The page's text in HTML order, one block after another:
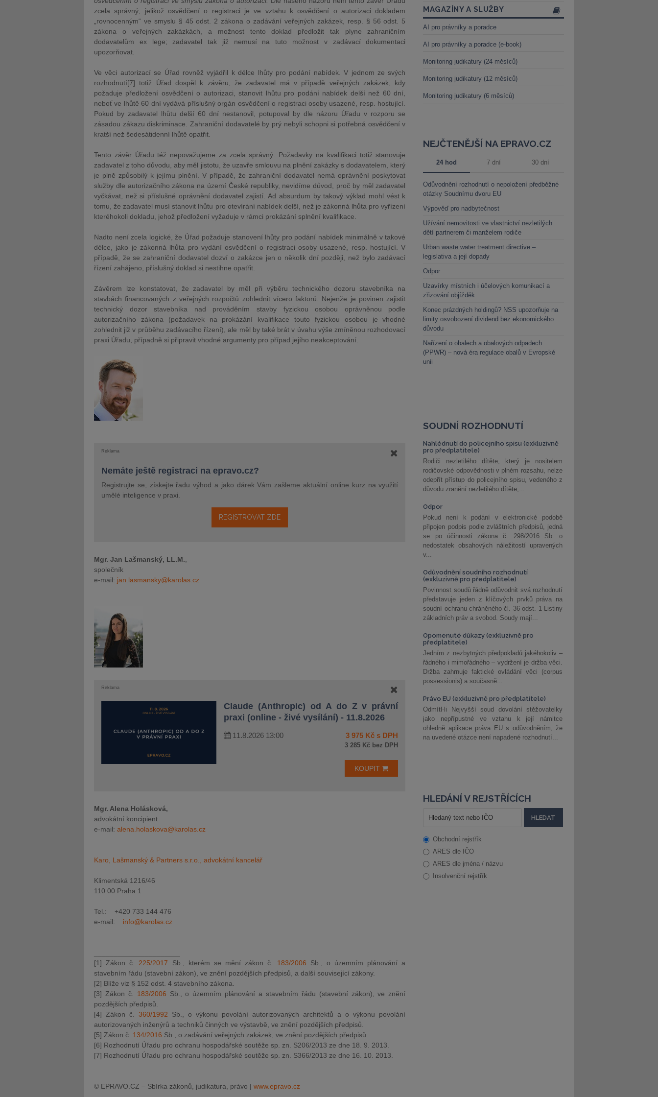
zcela správný, jelikož osvědčení o registraci je ve vztahu k osvědčení o autorizaci dokladem
„rovnocenným“ ve smyslu § 45 odst. 2 zákona o zadávání veřejných zakázek, resp. § 56 odst. 5
zákona o veřejných zakázkách, a možnost tento doklad předložit tak plyne zahraničním
dodavatelům ex lege; zadavatel tak již nemusí na tuto možnost v zadávací dokumentaci
upozorňovat.
Ve věci autorizací se Úřad rovněž vyjádřil k délce lhůty pro podání nabídek. V jednom ze svých
rozhodnutí[7] totiž Úřad dospěl k závěru, že zadavatel má v případě veřejných zakázek, kdy
požaduje předložení osvědčení o autorizaci, stanovit lhůtu pro podání nabídek delší než 60 dní,
neboť ve lhůtě 60 dní vydává příslušný orgán osvědčení o registraci osoby usazené, resp. hostující.
Pokud by zadavatel lhůtu delší 60 dní nestanovil, potupoval by dle názoru Úřadu v rozporu se
zásadou zákazu diskriminace. Zahraniční dodavatelé by prý nebyli schopni si potřebná osvědčení v
kratší než šedesátidenní lhůtě opatřit.
Tento závěr Úřadu též nepovažujeme za zcela správný. Požadavky na kvalifikaci totiž stanovuje
zadavatel z toho důvodu, aby měl jistotu, že uzavře smlouvu na plnění zakázky s dodavatelem, který
je plně způsobilý k jejímu plnění. V případě, že zahraniční dodavatel nemá oprávnění poskytovat
služby dle autorizačního zákona na území České republiky, nevidíme důvod, proč by měl zadavatel
vyčkávat, než si příslušné oprávnění dodavatel zajistí. Ad absurdum by takový výklad mohl vést k
tomu, že zadavatel musí stanovit lhůtu pro otevírání nabídek delší, než je zákonná lhůta pro vyřízení
kteréhokoli dokladu, jehož předložení vyžaduje v rámci prokázání splnění kvalifikace.
Nadto není zcela logické, že Úřad požaduje stanovení lhůty pro podání nabídek minimálně v takové
délce, jako je zákonná lhůta pro vydání osvědčení o registraci osoby usazené, resp. hostující. V
případě, že se zahraniční dodavatel dozví o zakázce jen o několik dní později, než bylo zadávací
řízení zahájeno, příslušný doklad si nestihne opatřit.
Závěrem lze konstatovat, že zadavatel by měl při výběru technického dozoru stavebníka na
stavbách financovaných z veřejných rozpočtů zohlednit vícero faktorů. Nejenže je povinen zajistit
technický dozor stavebníka nad prováděním stavby fyzickou osobou oprávněnou podle
autorizačního zákona (požadavek na prokázání kvalifikace touto fyzickou osobou je vhodné
zohlednit již v průběhu zadávacího řízení), ale měl by také brát v úvahu výše zmíněnou rozhodovací
praxi Úřadu, případně si připravit vhodné argumenty pro případ jejího neakceptování.
Reklama
Nemáte ještě registraci na epravo.cz?
Registrujte se, získejte řadu výhod a jako dárek Vám zašleme aktuální online kurz na využití
umělé inteligence v praxi.
REGISTROVAT ZDE
Mgr. Jan Lašmanský, LL.M.
společník
e-mail: jan.lasmansky@karolas.cz
Reklama
Claude (Anthropic) od A do Z v právní
praxi (online - živé vysílání) - 11.8.2026
11.8.2026 13:00 3 975 Kč s DPH
3 285 Kč bez DPH
KOUPIT
Mgr. Alena Holásková,
advokátní koncipient
e-mail: alena.holaskova@karolas.cz
Karo, Lašmanský & Partners s.r.o., advokátní kancelář
Klimentská 1216/46
110 00 Praha 1
Tel.: +420 733 144 476
e-mail: info@karolas.cz
[1] Zákon č. 225/2017 Sb., kterém se mění zákon č. 183/2006 Sb., o územním plánování a
stavebním řádu (stavební zákon), ve znění pozdějších předpisů, a další související zákony.
[2] Blíže viz § 152 odst. 4 stavebního zákona.
[3] Zákon č. 183/2006 Sb., o územním plánování a stavebním řádu (stavební zákon), ve znění
pozdějších předpisů.
[4] Zákon č.360/1992 Sb., o výkonu povolání autorizovaných architektů a o výkonu povolání
autorizovaných inženýrů a techniků činných ve výstavbě, ve znění pozdějších předpisů.
[5] Zákon č. 134/2016 Sb., o zadávání veřejných zakázek, ve znění pozdějších předpisů.
[6] Rozhodnutí Úřadu pro ochranu hospodářské soutěže sp. zn. S206/2013 ze dne 18. 9. 2013.
[7] Rozhodnutí Úřadu pro ochranu hospodářské soutěže sp. zn. S366/2013 ze dne 16. 10. 2013.
© EPRAVO.CZ – Sbírka zákonů, judikatura, právo | www.epravo.cz
MAGAZÍNY A SLUŽBY
AI pro právníky a poradce
AI pro právníky a poradce (e-book)
Monitoring judikatury (24 měsíců)
Monitoring judikatury (12 měsíců)
Monitoring judikatury (6 měsíců)
NEJČTENĚJŠÍ NA EPRAVO.CZ
24 hod 7 dní 30 dní
Odůvodnění rozhodnutí o nepoložení předběžné
otázky Soudnímu dvoru EU
Výpověď pro nadbytečnost
Užívání nemovitosti ve vlastnictví nezletilých
dětí partnerem či manželem rodiče
Urban waste water treatment directive –
legislativa a její dopady
Odpor
Uzavírky místních i účelových komunikací a
zřizování objížděk
Konec prázdných holdingů? NSS upozorňuje na
limity osvobození dividend bez ekonomického
důvodu
Nařízení o obalech a obalových odpadech
(PPWR) – nová éra regulace obalů v Evropské
unii
SOUDNÍ ROZHODNUTÍ
Nahlédnutí do policejního spisu (exkluzivně
pro předplatitele)
Rodiči nezletilého dítěte, který je nositelem
rodičovské odpovědnosti v plném rozsahu, nelze
odepřít přístup do policejního spisu, vedeného z
důvodu zranění nezletilého dítěte,...
Odpor
Pokud není k podání v elektronické podobě
připojen podpis podle zvláštních předpisů, jedná
se po účinnosti zákona č. 298/2016 Sb. o
nedostatek obsahových náležitostí upravených
v...
Odůvodnění soudního rozhodnutí
(exkluzivně pro předplatitele)
Povinnost soudů řádně odůvodnit svá rozhodnutí
představuje jeden z klíčových prvků práva na
soudní ochranu chráněného čl. 36 odst. 1 Listiny
základních práv a svobod. Soudy mají...
Opomenuté důkazy (exkluzivně pro
předplatitele)
Jedním z nezbytných předpokladů jakéhokoliv –
řádného i mimořádného – vydržení je držba věci.
Držba zahrnuje faktické ovládání věci (corpus
possessionis) a současně...
Právo EU (exkluzivně pro předplatitele)
Odmítl-li Nejvyšší soud dovolání stěžovatelky
jako nepřípustné ve vztahu k její námitce
ohledně aplikace práva EU s odůvodněním, že
na uvedené otázce není napadené rozhodnutí...
HLEDÁNÍ V REJSTŘÍCÍCH
Obchodní rejstřík
ARES dle IČO
ARES dle jména / názvu
Insolvenční rejstřík